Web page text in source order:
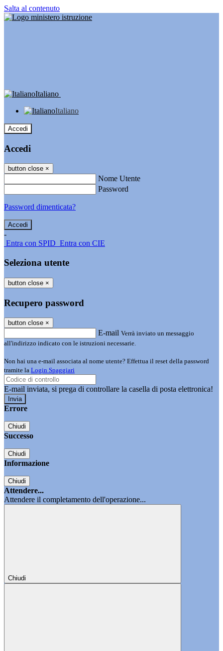
Salta al contenuto
Italiano
Italiano
Accedi
Accedi
button close ×
Nome Utente
Password
Password dimenticata?
-
Entra con SPID Entra con CIE
Seleziona utente
button close ×
Recupero password
button close ×
E-mail Verrà inviato un messaggio
all'indirizzo indicato con le istruzioni necessarie.
Non hai una e-mail associata al nome utente? Effettua il reset della password
tramite la Login Spaggiari
E-mail inviata, si prega di controllare la casella di posta elettronica!
Errore
Chiudi
Successo
Chiudi
Informazione
Chiudi
Attendere...
Attendere il completamento dell'operazione...
Chiudi